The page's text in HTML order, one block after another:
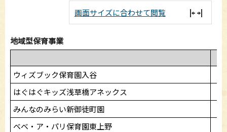
画面サイズに合わせて閲覧
地域型保育事業
ウィズブック保育園入谷
はぐはぐキッズ浅草橋アネックス
3
みんなのみらい新御徒町園
ベベ・ア・パリ保育園東上野